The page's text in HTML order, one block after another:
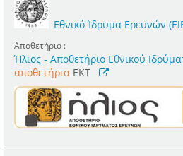
Εθνικό Ίδρυμα Ερευνών
Αποθετήριο :
Ήλιος - Αποθετήριο Εθνικού
αποθετήρια EKT